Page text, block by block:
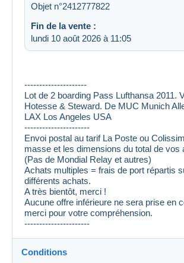
Objet n°2412777822
Fin de la vente :
lundi 10 août 2026 à 11:05
---------------------
Lot de 2 boarding Pass Lufthansa 2011.
Hotesse & Steward. De MUC Munich
LAX Los Angeles USA
----------------------
Envoi postal au tarif La Poste ou
masse et les dimensions du total de vos
(Pas de Mondial Relay et autres)
Achats multiples = frais de port répartis
différents achats.
A très bientôt, merci !
Aucune offre inférieure ne sera prise en
merci pour votre compréhension.
----------------------
Conditions